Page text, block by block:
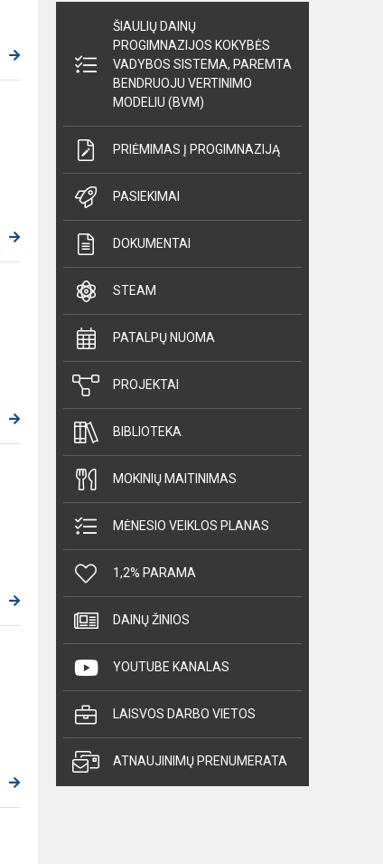
ŠIAULIŲ DAINŲ
PROGIMNAZIJOS KOKYBĖS
VADYBOS SISTEMA, PAREMTA
BENDRUOJU VERTINIMO
MODELIU (BVM)
PRIĖMIMAS Į PROGIMNAZIJĄ
PASIEKIMAI
DOKUMENTAI
STEAM
PATALPŲ NUOMA
PROJEKTAI
BIBLIOTEKA
MOKINIŲ MAITINIMAS
MĖNESIO VEIKLOS PLANAS
1,2% PARAMA
DAINŲ ŽINIOS
YOUTUBE KANALAS
LAISVOS DARBO VIETOS
ATNAUJINIMŲ PRENUMERATA